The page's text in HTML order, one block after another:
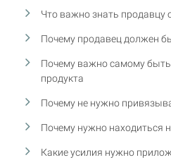
Что важно знать продавцу
Почему продавец должен
Почему важно самому быть
продукта
Почему не нужно
Почему нужно находиться
Какие усилия нужно